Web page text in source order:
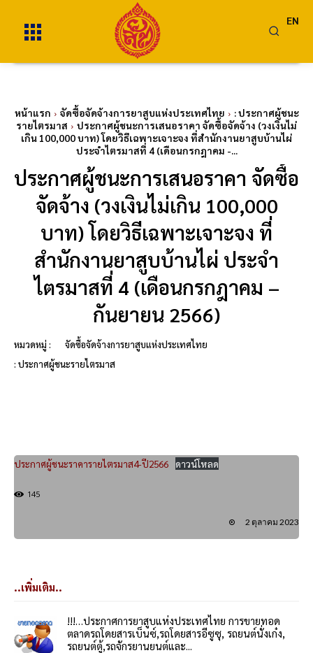
EN
หน้าแรก จัดซื้อจัดจ้างการยาสูบแห่งประเทศไทย
: ประกาศผู้ชนะ
รายไตรมาส
ประกาศผู้ชนะการเสนอราคา จัดซื้อจัดจ้าง (วงเงินไม่
เกิน 100,000 บาท) โดยวิธีเฉพาะเจาะจง ที่สำนักงานยาสูบบ้านไผ่
ประจำไตรมาสที่ 4 (เดือนกรกฎาคม -...
ประกาศผู้ชนะการเสนอราคา จัดซื้อ
จัดจ้าง (วงเงินไม่เกิน 100,000
บาท) โดยวิธีเฉพาะเจาะจง ที่
สำนักงานยาสูบบ้านไผ่ ประจำ
ไตรมาสที่ 4 (เดือนกรกฎาคม –
กันยายน 2566)
หมวดหมู่ :
จัดซื้อจัดจ้างการยาสูบแห่งประเทศไทย
: ประกาศผู้ชนะรายไตรมาส
ประกาศผู้ชนะราคารายไตรมาส4-ปี2566 ดาวน์โหลด
145
2 ตุลาคม 2023
..เพิ่มเติม..
!!!…ประกาศการยาสูบแห่งประเทศไทย การขายทอด
ตลาดรถโดยสารเบ็นซ์,รถโดยสารอีซูซุ, รถยนต์นั่งเก๋ง,
รถยนต์ตู้,รถจักรยานยนต์และ...